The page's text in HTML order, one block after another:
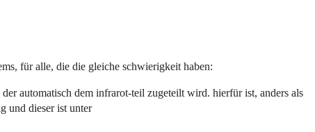
für alle, die die gleiche schwierigkeit haben:
automatisch dem infrarot-teil zugeteilt wird. hierfür ist, anders als
und dieser ist unter